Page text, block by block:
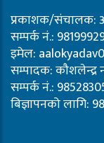
प्रकाशक/संचालक:
सम्पर्क नं.:
इमेल:
सम्पादक: कौशलेन्द्र
सम्पर्क नं.:
बिज्ञापनको लागि: